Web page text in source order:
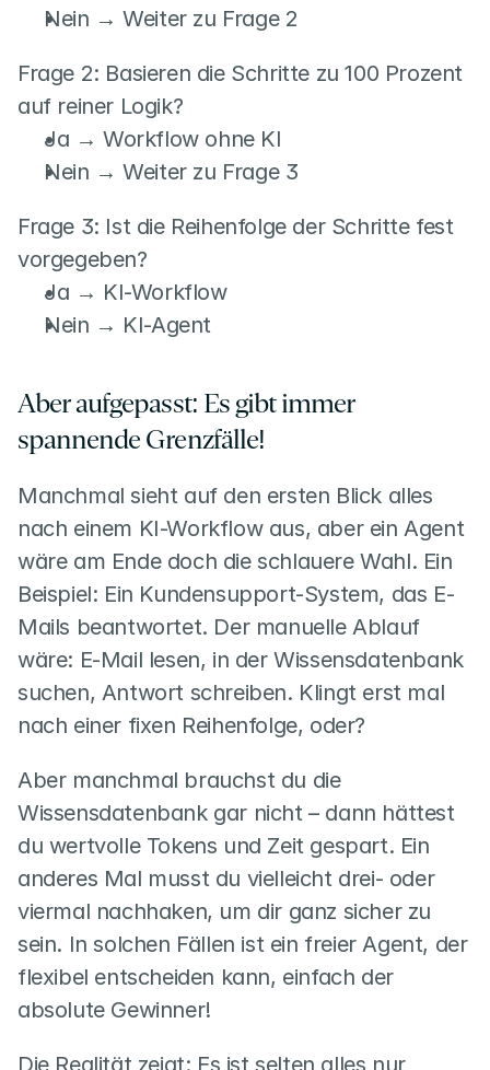
Nein → Weiter zu Frage 2
Frage 2: Basieren die Schritte zu 100 Prozent
auf reiner Logik?
Ja → Workflow ohne KI
Nein → Weiter zu Frage 3
Frage 3: Ist die Reihenfolge der Schritte fest
vorgegeben?
Ja → KI-Workflow
Nein → KI-Agent
Aber aufgepasst: Es gibt immer
spannende Grenzfälle!
Manchmal sieht auf den ersten Blick alles
nach einem KI-Workflow aus, aber ein Agent
wäre am Ende doch die schlauere Wahl. Ein
Beispiel: Ein Kundensupport-System, das E-
Mails beantwortet. Der manuelle Ablauf
wäre: E-Mail lesen, in der Wissensdatenbank
suchen, Antwort schreiben. Klingt erst mal
nach einer fixen Reihenfolge, oder?
Aber manchmal brauchst du die
Wissensdatenbank gar nicht – dann hättest
du wertvolle Tokens und Zeit gespart. Ein
anderes Mal musst du vielleicht drei- oder
viermal nachhaken, um dir ganz sicher zu
sein. In solchen Fällen ist ein freier Agent, der
flexibel entscheiden kann, einfach der
absolute Gewinner!
Die Realität zeigt: Es ist selten alles nur